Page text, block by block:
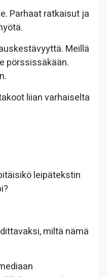
Parhaat ratkaisut ja
Meillä
pörssissäkään.
liian varhaiselta
leipätekstin
miltä nämä